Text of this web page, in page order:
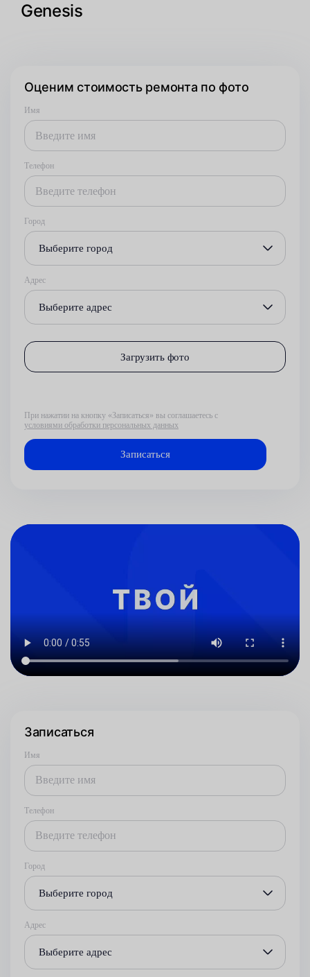
Genesis
Оценим стоимость ремонта по фото
Имя
Телефон
Город
Выберите город
Адрес
Выберите адрес
Загрузить фото
При нажатии на кнопку «Записаться» вы соглашаетесь с
условиями обработки персональных данных
Записаться
Имя
Телефон
Город
Выберите город
Адрес
Выберите адрес